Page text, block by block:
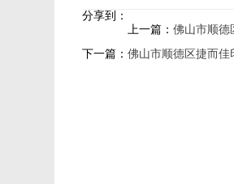
分享到：
上一篇：佛山市顺德
下一篇：佛山市顺德区捷而佳